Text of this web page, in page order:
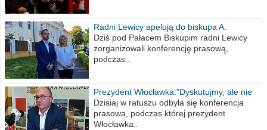
Radni Lewicy apelują do biskupa A.
Wiesława Meringa
Dziś pod Pałacem Biskupim radni Lewicy
zorganizowali konferencję prasową,
podczas..
Prezydent Włocławka:"Dyskutujmy, ale nie
obrażajmy się”
Dzisiaj w ratuszu odbyła się konferencja
prasowa, podczas której prezydent
Włocławka..